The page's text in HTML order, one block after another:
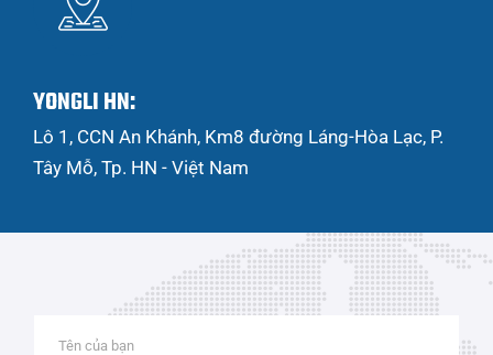
YONGLI HN:
Lô 1, CCN An Khánh, Km8 đường Láng-Hòa Lạc, P.
Tây Mỗ, Tp. HN - Việt Nam